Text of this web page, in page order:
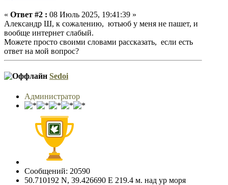
« Ответ #2 : 08 Июль 2025, 19:41:39 »
Александр Ш, к сожалению, ютьюб у меня не пашет, и
вообще интернет слабый.
Можете просто своими словами рассказать, если есть
ответ на мой вопрос?
Sedoi
Администратор
Сообщений: 20590
50.710192 N, 39.426690 E 219.4 м. над ур моря